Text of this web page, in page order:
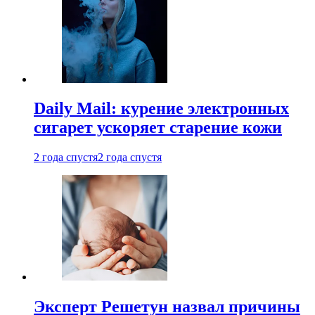
Daily Mail: курение электронных
сигарет ускоряет старение кожи
2 года спустя2 года спустя
Эксперт Решетун назвал причины